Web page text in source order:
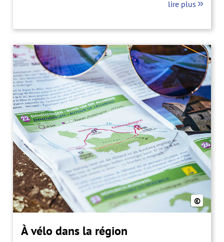
circuits régionaux pour découvrir les superbe vallée
lire plus
©
À vélo dans la région